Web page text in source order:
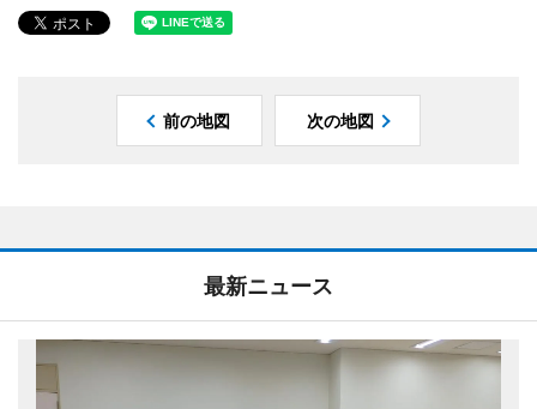
前の地図 次の地図
最新ニュース